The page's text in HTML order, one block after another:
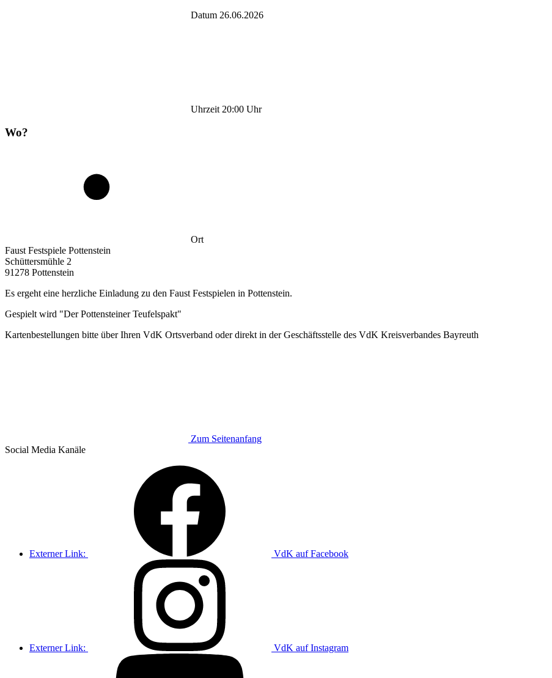
Datum 26.06.2026
Uhrzeit 20:00 Uhr
Wo?
Ort
Faust Festspiele Pottenstein
Schüttersmühle 2
91278 Pottenstein
Es ergeht eine herzliche Einladung zu den Faust Festspielen in Pottenstein.
Gespielt wird "Der Pottensteiner Teufelspakt"
Kartenbestellungen bitte über Ihren VdK Ortsverband oder direkt in der Geschäftsstelle des VdK Kreisverbandes Bayreuth
Zum Seitenanfang
Social Media Kanäle
Externer Link: VdK auf Facebook
Externer Link: VdK auf Instagram